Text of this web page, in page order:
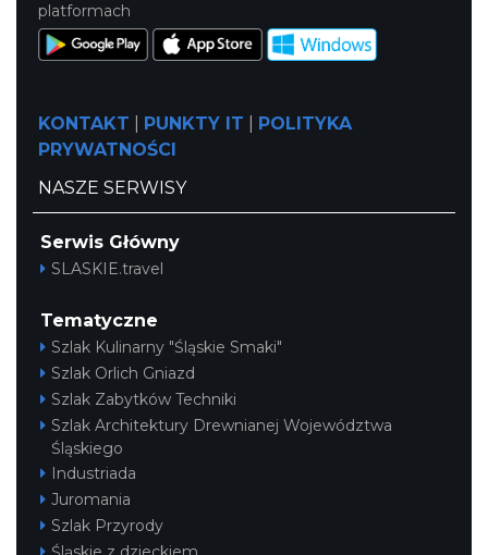
platformach
KONTAKT PUNKTY IT
POLITYKA
PRYWATNOŚCI
NASZE SERWISY
Serwis Główny
SLASKIE.travel
Tematyczne
Szlak Kulinarny "Śląskie Smaki"
Szlak Orlich Gniazd
Szlak Zabytków Techniki
Szlak Architektury Drewnianej Województwa
Śląskiego
Industriada
Juromania
Szlak Przyrody